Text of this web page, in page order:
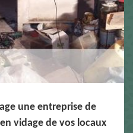
une entreprise de
vidage de vos locaux